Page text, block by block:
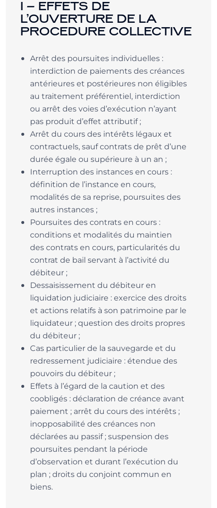
I – EFFETS DE
L’OUVERTURE DE LA
PROCEDURE COLLECTIVE
Arrêt des poursuites individuelles :
interdiction de paiements des créances
antérieures et postérieures non éligibles
au traitement préférentiel, interdiction
ou arrêt des voies d’exécution n’ayant
pas produit d’effet attributif ;
Arrêt du cours des intérêts légaux et
contractuels, sauf contrats de prêt d’une
durée égale ou supérieure à un an ;
Interruption des instances en cours :
définition de l’instance en cours,
modalités de sa reprise, poursuites des
autres instances ;
Poursuites des contrats en cours :
conditions et modalités du maintien
des contrats en cours, particularités du
contrat de bail servant à l’activité du
débiteur ;
Dessaisissement du débiteur en
liquidation judiciaire : exercice des droits
et actions relatifs à son patrimoine par le
liquidateur ; question des droits propres
du débiteur ;
Cas particulier de la sauvegarde et du
redressement judiciaire : étendue des
pouvoirs du débiteur ;
Effets à l’égard de la caution et des
coobligés : déclaration de créance avant
paiement ; arrêt du cours des intérêts ;
inopposabilité des créances non
déclarées au passif ; suspension des
poursuites pendant la période
d’observation et durant l’exécution du
plan ; droits du conjoint commun en
biens.